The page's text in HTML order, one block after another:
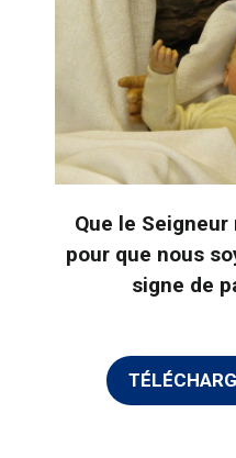
Que le
pour que nous
signe de